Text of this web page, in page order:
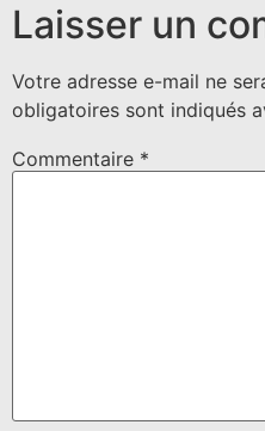
Laisser un
Votre adresse e-mail ne
obligatoires sont indiqués
Commentaire *